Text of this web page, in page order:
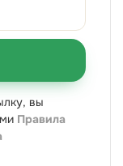
вы
Правила